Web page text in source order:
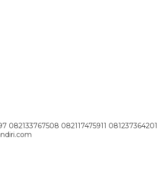
082117475911 081237364201